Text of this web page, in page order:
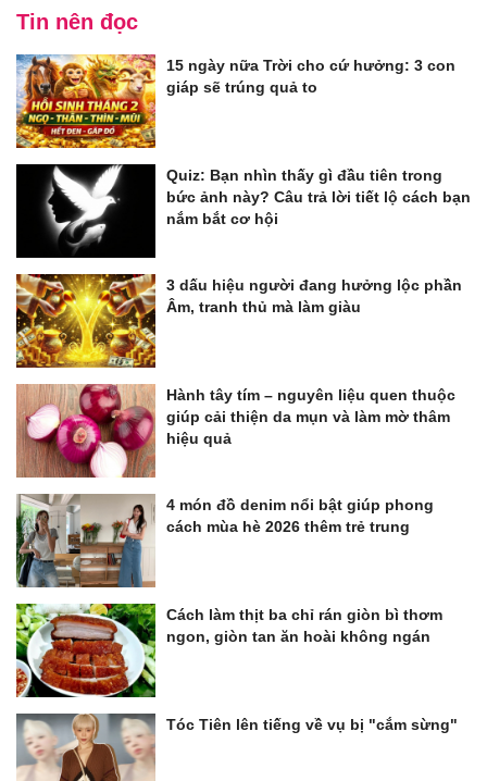
Tin nên đọc
15 ngày nữa Trời cho cứ hưởng: 3 con
giáp sẽ trúng quả to
Quiz: Bạn nhìn thấy gì đầu tiên trong
bức ảnh này? Câu trả lời tiết lộ cách bạn
nắm bắt cơ hội
3 dấu hiệu người đang hưởng lộc phần
Âm, tranh thủ mà làm giàu
Hành tây tím – nguyên liệu quen thuộc
giúp cải thiện da mụn và làm mờ thâm
hiệu quả
4 món đồ denim nổi bật giúp phong
cách mùa hè 2026 thêm trẻ trung
Cách làm thịt ba chỉ rán giòn bì thơm
ngon, giòn tan ăn hoài không ngán
Tóc Tiên lên tiếng về vụ bị "cắm sừng"